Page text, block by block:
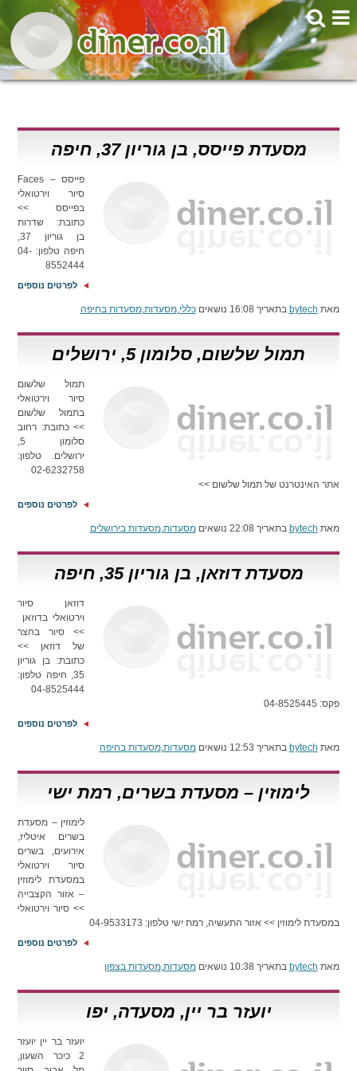
מסעדת פייסס, בן גוריון 37, חיפה
פייסס – Faces
סיור וירטואלי
בפייסס >>
כתובת: שדרות
בן גוריון 37,
חיפה טלפון: 04-
8552444
לפרטים נוספים
מאת bytech בתאריך 16:08 נושאים כללי,מסעדות,מסעדות בחיפה
תמול שלשום, סלומון 5, ירושלים
תמול שלשום
סיור וירטואלי
בתמול שלשום
>> כתובת: רחוב
סלומון 5,
ירושלים. טלפון:
02-6232758
אתר האינטרנט של תמול שלשום >>
לפרטים נוספים
מאת bytech בתאריך 22:08 נושאים מסעדות,מסעדות בירושלים
מסעדת דוזאן, בן גוריון 35, חיפה
דוזאן סיור
וירטואלי בדוזאן
>> סיור בחצר
של דוזאן >>
כתובת: בן גוריון
35, חיפה טלפון:
04-8525444
פקס: 04-8525445
לפרטים נוספים
מאת bytech בתאריך 12:53 נושאים מסעדות,מסעדות בחיפה
לימוזין – מסעדת בשרים, רמת ישי
לימוזין – מסעדת
בשרים איטליז,
אירועים, בשרים
סיור וירטואלי
במסעדת לימוזין
– אזור הקצבייה
>> סיור וירטואלי
במסעדת לימוזין >> אזור התעשיה, רמת ישי טלפון: 04-9533173
לפרטים נוספים
מאת bytech בתאריך 10:38 נושאים מסעדות,מסעדות בצפון
יועזר בר יין, מסעדה, יפו
יועזר בר יין יועזר
2 כיכר השעון,